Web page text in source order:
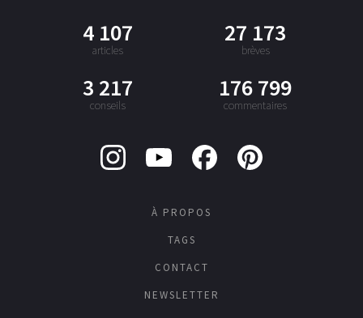
4 107
articles
27 173
brèves
3 217
conseils
176 799
commentaires
À PROPOS
TAGS
CONTACT
NEWSLETTER